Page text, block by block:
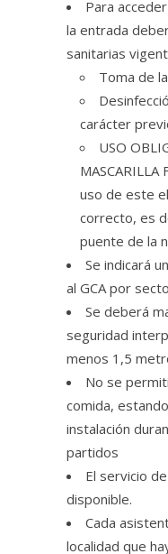
Para
la entrada
sanitarias
Toma de
carácter
USO
uso de este
correcto, es
puente de la
Se indicará
al GCA por
Se deberá
seguridad
menos 1,5
No se
comida,
instalación
partidos
El servicio
disponible.
Cada
localidad que